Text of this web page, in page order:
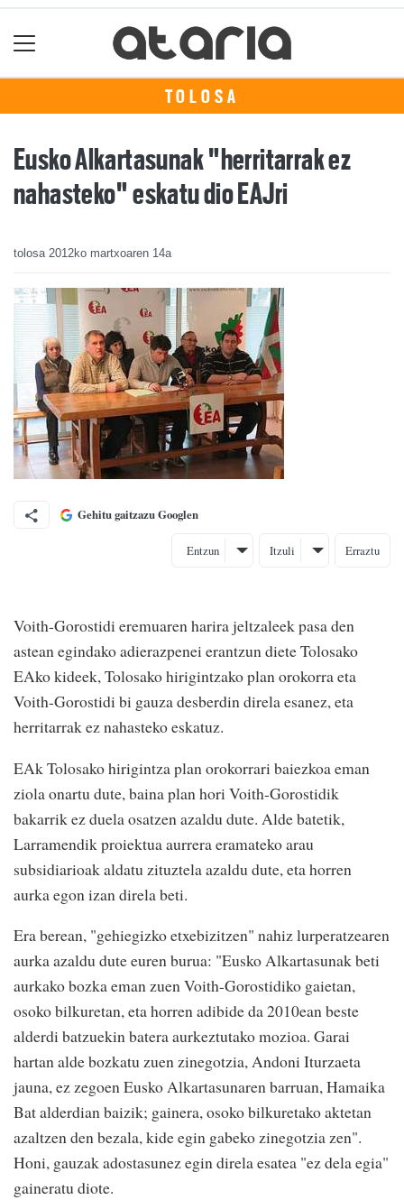
TOLOSA
Eusko Alkartasunak "herritarrak ez
nahasteko" eskatu dio EAJri
tolosa 2012ko martxoaren 14a
Gehitu gaitzazu Googlen
Entzun Itzuli Erraztu
Voith-Gorostidi eremuaren harira jeltzaleek pasa den
astean egindako adierazpenei erantzun diete Tolosako
EAko kideek, Tolosako hirigintzako plan orokorra eta
Voith-Gorostidi bi gauza desberdin direla esanez, eta
herritarrak ez nahasteko eskatuz.
EAk Tolosako hirigintza plan orokorrari baiezkoa eman
ziola onartu dute, baina plan hori Voith-Gorostidik
bakarrik ez duela osatzen azaldu dute. Alde batetik,
Larramendik proiektua aurrera eramateko arau
subsidiarioak aldatu zituztela azaldu dute, eta horren
aurka egon izan direla beti.
Era berean, "gehiegizko etxebizitzen" nahiz lurperatzearen
aurka azaldu dute euren burua: "Eusko Alkartasunak beti
aurkako bozka eman zuen Voith-Gorostidiko gaietan,
osoko bilkuretan, eta horren adibide da 2010ean beste
alderdi batzuekin batera aurkeztutako mozioa. Garai
hartan alde bozkatu zuen zinegotzia, Andoni Iturzaeta
jauna, ez zegoen Eusko Alkartasunaren barruan, Hamaika
Bat alderdian baizik; gainera, osoko bilkuretako aktetan
azaltzen den bezala, kide egin gabeko zinegotzia zen".
Honi, gauzak adostasunez egin direla esatea "ez dela egia"
gaineratu diote.